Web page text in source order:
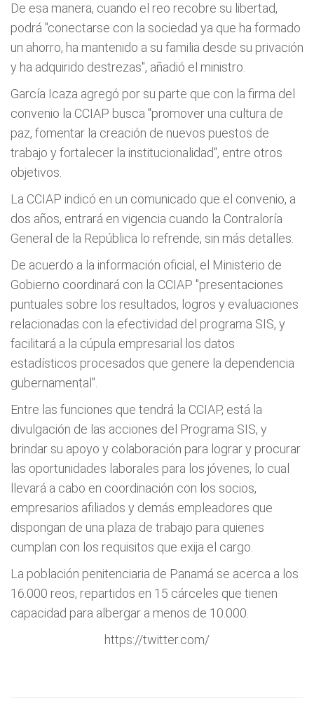
De esa manera, cuando el reo recobre su libertad,
podrá "conectarse con la sociedad ya que ha formado
un ahorro, ha mantenido a su familia desde su privación
y ha adquirido destrezas", añadió el ministro.
García Icaza agregó por su parte que con la firma del
convenio la CCIAP busca "promover una cultura de
paz, fomentar la creación de nuevos puestos de
trabajo y fortalecer la institucionalidad", entre otros
objetivos.
La CCIAP indicó en un comunicado que el convenio, a
dos años, entrará en vigencia cuando la Contraloría
General de la República lo refrende, sin más detalles.
De acuerdo a la información oficial, el Ministerio de
Gobierno coordinará con la CCIAP "presentaciones
puntuales sobre los resultados, logros y evaluaciones
relacionadas con la efectividad del programa SIS, y
facilitará a la cúpula empresarial los datos
estadísticos procesados que genere la dependencia
gubernamental".
Entre las funciones que tendrá la CCIAP, está la
divulgación de las acciones del Programa SIS, y
brindar su apoyo y colaboración para lograr y procurar
las oportunidades laborales para los jóvenes, lo cual
llevará a cabo en coordinación con los socios,
empresarios afiliados y demás empleadores que
dispongan de una plaza de trabajo para quienes
cumplan con los requisitos que exija el cargo.
La población penitenciaria de Panamá se acerca a los
16.000 reos, repartidos en 15 cárceles que tienen
capacidad para albergar a menos de 10.000.
https://twitter.com/